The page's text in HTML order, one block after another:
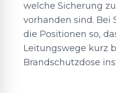
welche Sicherung
vorhanden sind. Bei
die Positionen so,
Leitungswege kurz
Brandschutzdose